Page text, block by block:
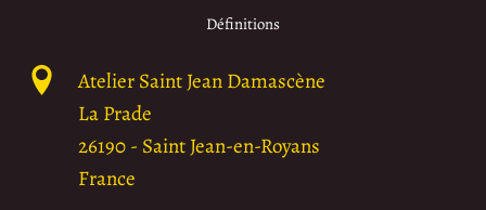
Définitions
Atelier Saint Jean Damascène
La Prade
26190- Saint Jean-en-Royans
France